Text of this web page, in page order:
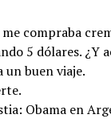
compraba
5 dólares. ¿Y
un buen viaje.